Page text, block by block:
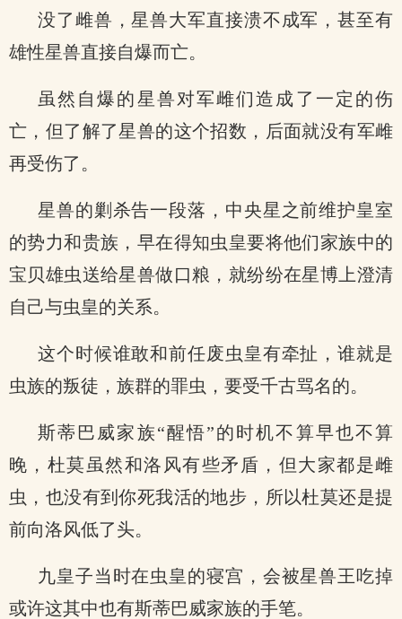
没了雌兽，星兽大军直接溃不成军，甚至有
雄性星兽直接自爆而亡。
虽然自爆的星兽对军雌们造成了一定的伤
亡，但了解了星兽的这个招数，后面就没有军雌
再受伤了。
星兽的剿杀告一段落，中央星之前维护皇室
的势力和贵族，早在得知虫皇要将他们家族中的
宝贝雄虫送给星兽做口粮，就纷纷在星博上澄清
自己与虫皇的关系。
这个时候谁敢和前任废虫皇有牵扯，谁就是
虫族的叛徒，族群的罪虫，要受千古骂名的。
斯蒂巴威家族“醒悟”的时机不算早也不算
晚，杜莫虽然和洛风有些矛盾，但大家都是雌
虫，也没有到你死我活的地步，所以杜莫还是提
前向洛风低了头。
九皇子当时在虫皇的寝宫，会被星兽王吃掉
或许这其中也有斯蒂巴威家族的手笔。